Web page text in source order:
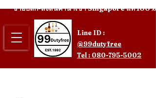
Line ID :
@99dutyfree
Tel : 080-795-5002
ขายปลีก-ส่งสินค้านำเข้า Singapore แท้ 100%